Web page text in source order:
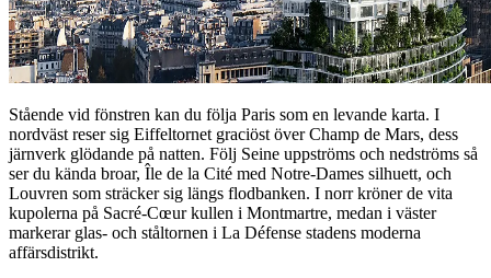
Stående vid fönstren kan du följa Paris som en levande karta. I
nordväst reser sig Eiffeltornet graciöst över Champ de Mars, dess
järnverk glödande på natten. Följ Seine uppströms och nedströms så
ser du kända broar, Île de la Cité med Notre-Dames silhuett, och
Louvren som sträcker sig längs flodbanken. I norr kröner de vita
kupolerna på Sacré-Cœur kullen i Montmartre, medan i väster
markerar glas- och ståltornen i La Défense stadens moderna
affärsdistrikt.